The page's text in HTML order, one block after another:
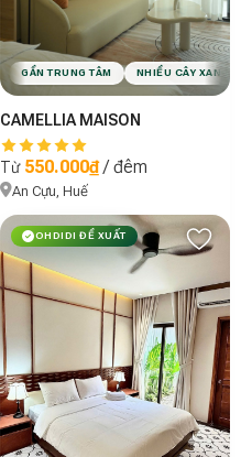
GẦN TRUNG TÂM NHIỀU CÂY XANH
CAMELLIA MAISON
Từ 550.000₫/ đêm
An Cựu, Huế
OHDIDI ĐỀ XUẤT